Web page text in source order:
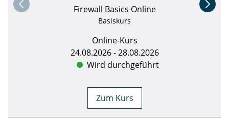
Firewall Basics Online
Basiskurs
Online-Kurs
24.08.2026 - 28.08.2026
Wird durchgeführt
Zum Kurs